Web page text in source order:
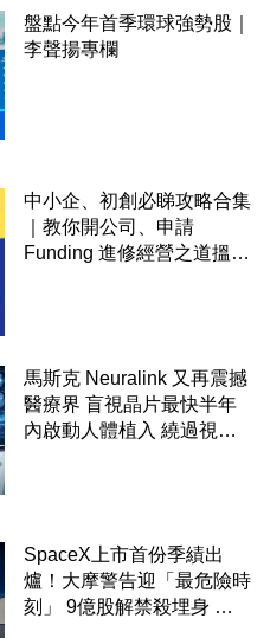
盤點今年首季環球強勢股｜
李聲揚專欄
中小企、初創必睇攻略合集
｜教你開公司、申請
Funding 進修經營之道搵大
馬斯克 Neuralink 又再震撼
醫療界 盲視晶片最快半年
內啟動人體植入 繞過視神
SpaceX上市首份季績出
爐！大摩警告迎「最危險時
刻」 9億股解禁殺埋身 拆